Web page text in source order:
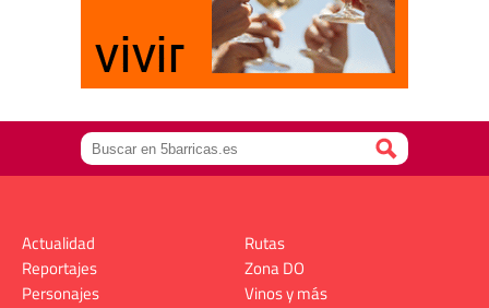
Actualidad
Reportajes
Personajes
Rutas
Zona DO
Vinos y más